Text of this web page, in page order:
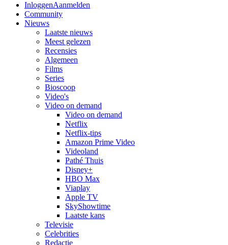
InloggenAanmelden
Community
Nieuws
Laatste nieuws
Meest gelezen
Recensies
Algemeen
Films
Series
Bioscoop
Video's
Video on demand
Video on demand
Netflix
Netflix-tips
Amazon Prime Video
Videoland
Pathé Thuis
Disney+
HBO Max
Viaplay
Apple TV
SkyShowtime
Laatste kans
Televisie
Celebrities
Redactie